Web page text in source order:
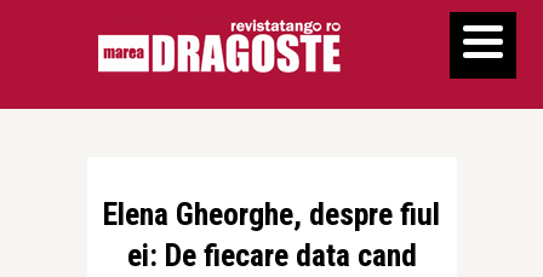
Elena Gheorghe, despre fiul
ei: De fiecare data cand